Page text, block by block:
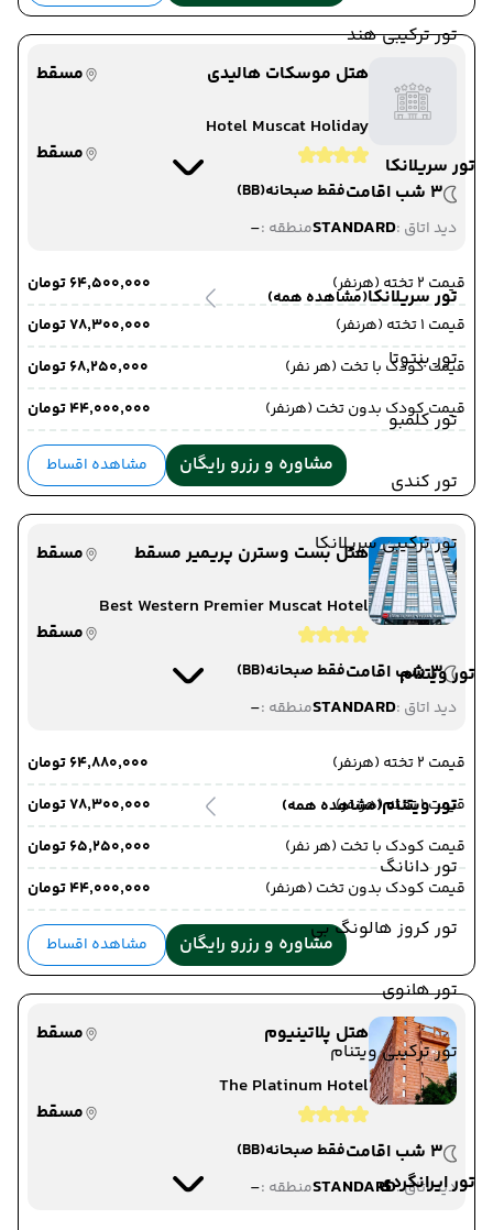
تور ترکیبی هند
تور سریلانکا
تور سریلانکا(مشاهده همه)
تور بنتوتا
تور کلمبو
تور کندی
تور ترکیبی سریلانکا
تور ویتنام
تور ویتنام(مشاهده همه)
تور دانانگ
تور کروز هالونگ بی
تور هانوی
تور ترکیبی ویتنام
تور ایرانگردی
هتل موسکات هالیدی
مسقط
Hotel Muscat Holiday
مسقط
3 شب اقامت
فقط صبحانه(BB)
دید اتاق :STANDARDمنطقه :-
قیمت 2 تخته (هرنفر)
۶۴٬۵۰۰٬۰۰۰ تومان
قیمت 1 تخته (هرنفر)
۷۸٬۳۰۰٬۰۰۰ تومان
قیمت کودک با تخت (هر نفر)
۶۸٬۲۵۰٬۰۰۰ تومان
قیمت کودک بدون تخت (هرنفر)
۴۴٬۰۰۰٬۰۰۰ تومان
مشاوره و رزرو رایگان مشاهده اقساط
هتل بست وسترن پریمیر مسقط
مسقط
Best Western Premier Muscat Hotel
مسقط
3 شب اقامت
فقط صبحانه(BB)
دید اتاق :STANDARDمنطقه :-
قیمت 2 تخته (هرنفر)
۶۴٬۸۸۰٬۰۰۰ تومان
قیمت 1 تخته (هرنفر)
۷۸٬۳۰۰٬۰۰۰ تومان
قیمت کودک با تخت (هر نفر)
۶۵٬۲۵۰٬۰۰۰ تومان
قیمت کودک بدون تخت (هرنفر)
۴۴٬۰۰۰٬۰۰۰ تومان
مشاوره و رزرو رایگان مشاهده اقساط
هتل پلاتینیوم
مسقط
The Platinum Hotel
مسقط
3 شب اقامت
فقط صبحانه(BB)
دید اتاق :STANDARDمنطقه :-